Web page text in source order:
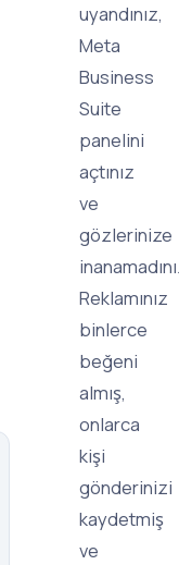
uyandınız,
Meta
Business
Suite
panelini
açtınız
ve
gözlerinize
Reklamınız
binlerce
beğeni
almış,
onlarca
kişi
gönderinizi
kaydetmiş
ve